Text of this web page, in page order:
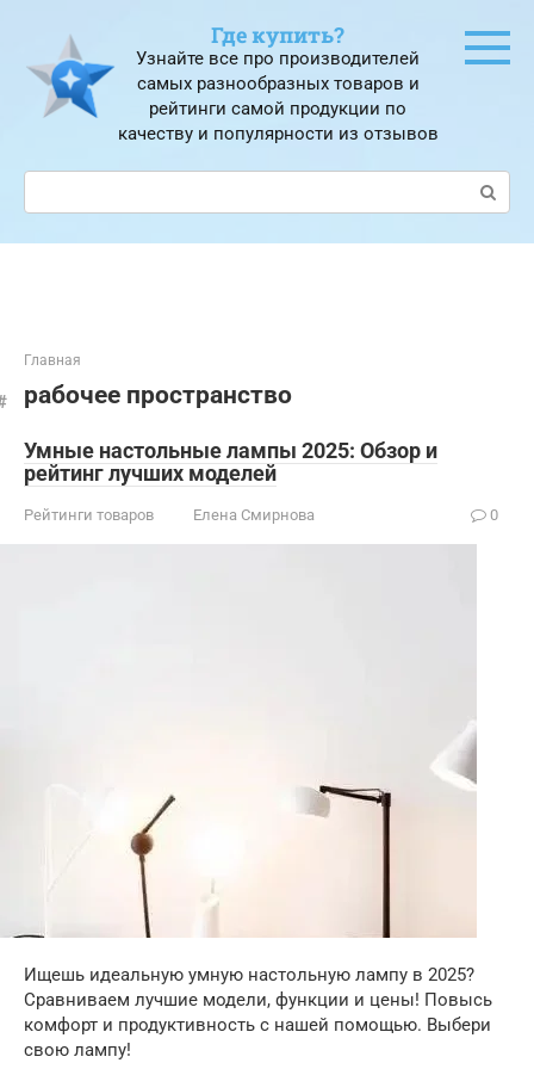
контенту
Где купить?
Узнайте все про производителей
самых разнообразных товаров и
рейтинги самой продукции по
качеству и популярности из отзывов
Поиск:
Главная
рабочее пространство
Умные настольные лампы 2025: Обзор и
рейтинг лучших моделей
Рейтинги товаров Елена Смирнова 0
Ищешь идеальную умную настольную лампу в 2025?
Сравниваем лучшие модели, функции и цены! Повысь
комфорт и продуктивность с нашей помощью. Выбери
свою лампу!